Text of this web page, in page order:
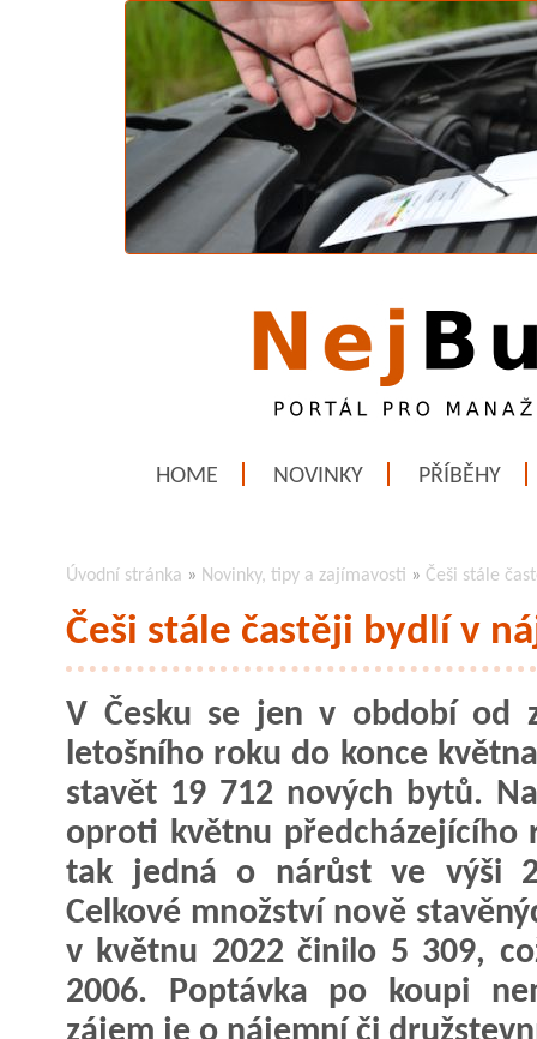
HOME NOVINKY PŘÍBĚHY
Úvodní stránka » Novinky, tipy a zajímavosti » Češi stále
Češi stále častěji bydlí v
V Česku se jen v období od
letošního roku do konce
stavět 19 712 nových bytů.
oproti květnu předcházejícího
tak jedná o nárůst ve výši
Celkové množství nově
v květnu 2022 činilo 5 309,
2006. Poptávka po koupi
zájem je o nájemní či